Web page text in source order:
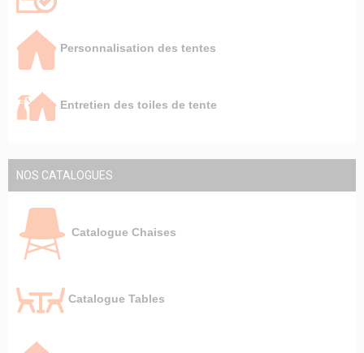
Personnalisation des tentes
Entretien des toiles de tente
NOS CATALOGUES
Catalogue Chaises
Catalogue Tables